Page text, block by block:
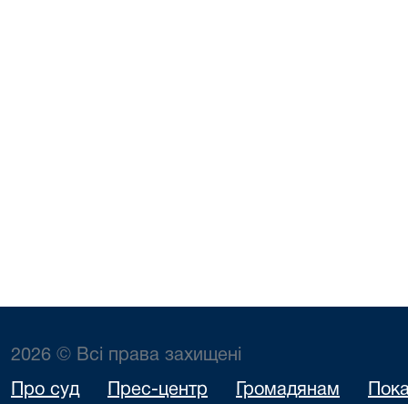
2026 © Всі права захищені
Про суд Прес-центр Громадянам